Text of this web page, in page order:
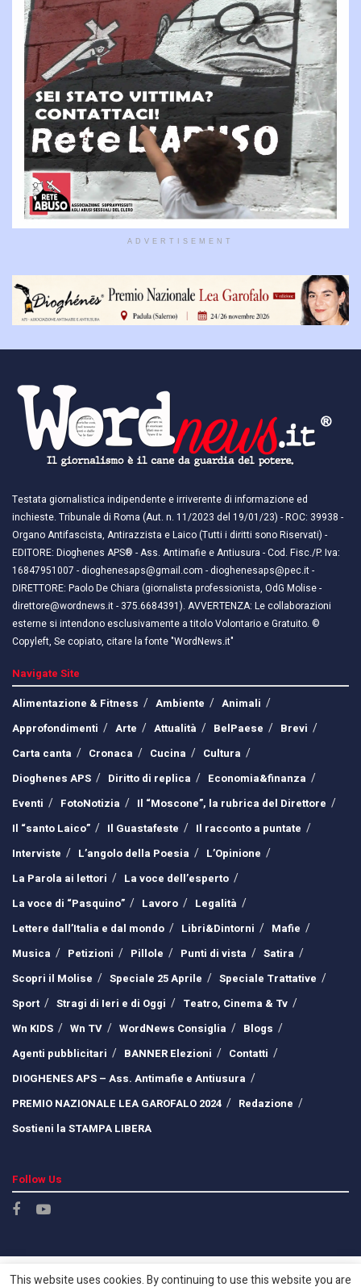
ADVERTISEMENT
Testata giornalistica indipendente e irriverente di informazione ed
inchieste. Tribunale di Roma (Aut. n. 11/2023 del 19/01/23) - ROC: 39938 -
Organo Antifascista, Antirazzista e Laico (Tutti i diritti sono Riservati) -
EDITORE: Dioghenes APS® - Ass. Antimafie e Antiusura - Cod. Fisc./P. Iva:
16847951007 - dioghenesaps@gmail.com - dioghenesaps@pec.it - ​​
DIRETTORE: Paolo De Chiara (giornalista professionista, OdG Molise -
direttore@wordnews.it - ​​375.6684391). AVVERTENZA: Le collaborazioni
esterne si intendono esclusivamente a titolo Volontario e Gratuito. ©
Copyleft, Se copiato, citare la fonte "WordNews.it"
Navigate Site
Alimentazione & Fitness
Ambiente
Animali
Approfondimenti
Arte Attualità BelPaese
Brevi
Carta canta
Cronaca Cucina
Cultura
Dioghenes APS
Diritto di replica
Economia&finanza
Eventi
FotoNotizia
Il “Moscone”, la rubrica del Direttore
Il “santo Laico”
Il Guastafeste
Il racconto a puntate
Interviste
L’angolo della Poesia
L’Opinione
La Parola ai lettori
La voce dell’esperto
La voce di “Pasquino”
Lavoro
Legalità
Lettere dall’Italia e dal mondo
Libri&Dintorni
Mafie
Musica
Petizioni Pillole Punti di vista
Satira
Scopri il Molise
Speciale 25 Aprile
Speciale Trattative
Sport
Stragi di Ieri e di Oggi
Teatro, Cinema & Tv
Wn KIDS
Wn TV WordNews Consiglia
Blogs
Agenti pubblicitari
BANNER Elezioni
Contatti
DIOGHENES APS – Ass. Antimafie e Antiusura
PREMIO NAZIONALE LEA GAROFALO 2024
Redazione
Sostieni la STAMPA LIBERA
Follow Us
This website uses cookies. By continuing to use this website you are